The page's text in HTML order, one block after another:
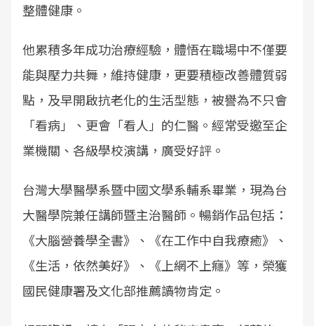
整體健康。
他累積多年成功治療經驗，體悟在職場中不僅要
能與壓力共舞，維持健康，更要積極改善體質弱
點，及早開啟抗老化的生活型態，被譽為不只會
「看病」、更會「看人」的仁醫。經常受邀至企
業機關、各級學校演講，廣受好評。
台灣大學醫學系暨中國文學系輔系畢業，現為台
大醫學院兼任講師暨主治醫師。暢銷作品包括：
《大腦營養學全書》、《在工作中自我療癒》、
《生活，依然美好》、《上網不上癮》等，榮獲
國民健康署及文化部推薦讀物肯定。